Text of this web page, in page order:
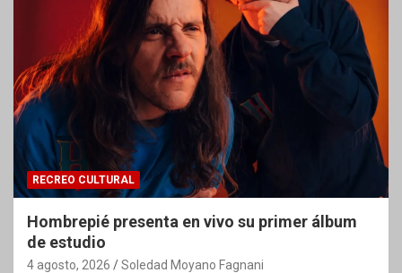
RECREO CULTURAL
Hombrepié presenta en vivo su primer álbum
de estudio
4 agosto, 2026 Soledad Moyano Fagnani